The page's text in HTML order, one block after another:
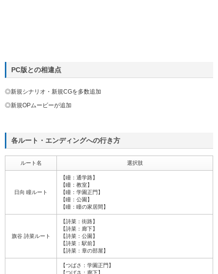
PC版との相違点
◎新規シナリオ・新規CGを多数追加
◎新規OPムービーが追加
各ルート・エンディングへの行き方
ルート名 選択肢
日向 瞳ルート
【瞳：通学路】
【瞳：教室】
【瞳：学園正門】
【瞳：公園】
【瞳：瞳の家居間】
旗谷 詩菜ルート
【詩菜：街路】
【詩菜：廊下】
【詩菜：公園】
【詩菜：駅前】
【詩菜：章の部屋】
【つばさ：学園正門】
【つばさ：廊下】